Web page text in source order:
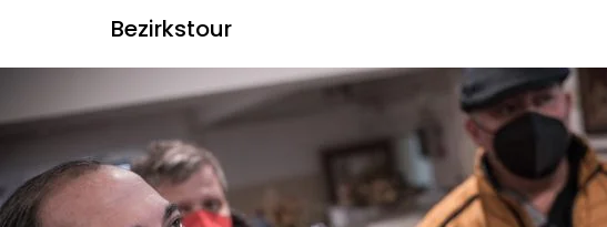
Bezirkstour